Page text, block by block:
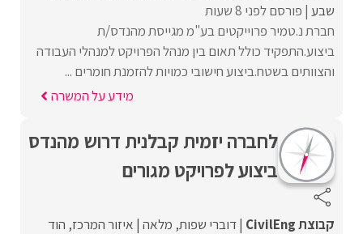
שבע פורסם לפני 8 שעות
חברת נ.טמיר פרוייקטים בע"מ מגייסת מהנדס/ת
ביצוע.התפקיד כולל תאום בין מנהל הפרויקט למנהלי העבודה
והצוותים בשטח.ביצוע חישובי כמויות להזמנת חומרים ...
מידע על המשרה
לחברה יזמית קבלנית דרוש מהנדס
ביצוע לפרויקט מגורים
קבוצת CivilEng דוברי שפות מלאה איזור המרכז הוד